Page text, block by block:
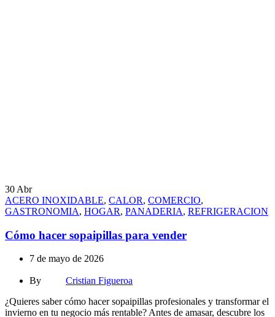
30 Abr
ACERO INOXIDABLE, CALOR, COMERCIO,
GASTRONOMIA, HOGAR, PANADERIA, REFRIGERACION
Cómo hacer sopaipillas para vender
7 de mayo de 2026
By
Cristian Figueroa
¿Quieres saber cómo hacer sopaipillas profesionales y transformar el
invierno en tu negocio más rentable? Antes de amasar, descubre los